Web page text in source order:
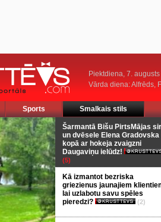
Piektdiena, 7. augusts
Vārda diena: Alfrēds,
Sports Smalkais stils
Šarmantā Bišu PirtsMājas
un dvēsele Elena Gradovska
kopā ar hokeja zvaigzni
Daugaviņu ielūdz!
(5)
Kā izmantot bezriska
griezienus jaunajiem
lai uzlabotu savu spēles
pieredzi?
(2)